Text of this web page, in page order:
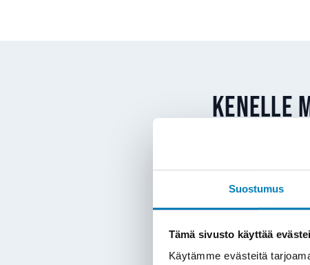
Suostumus
Tämä sivusto käyttää
Käytämme evästeitä
Kenelle
Maalämpö sopii
maalämmön
Öljylämmityksen
lämmityksestä